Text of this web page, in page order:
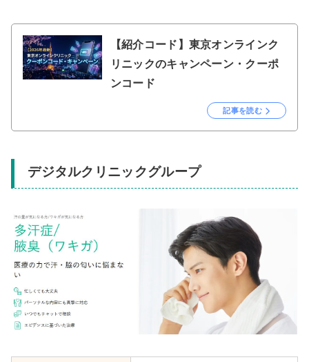
【紹介コード】東京オンラインク
リニックのキャンペーン・クーポ
ンコード
記事を読む
デジタルクリニックグループ